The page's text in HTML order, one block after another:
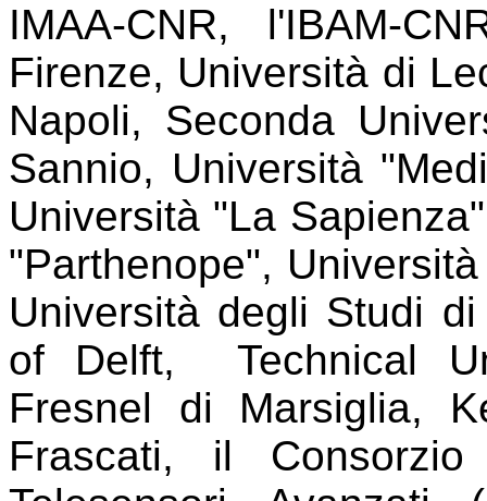
IMAA-CNR, l'IBAM-
Firenze, Università di
Napoli, Seconda
Sannio, Università
Università "La
"Parthenope",
Università degli Studi
of Delft, Technical
Fresnel di Marsiglia,
Frascati, il